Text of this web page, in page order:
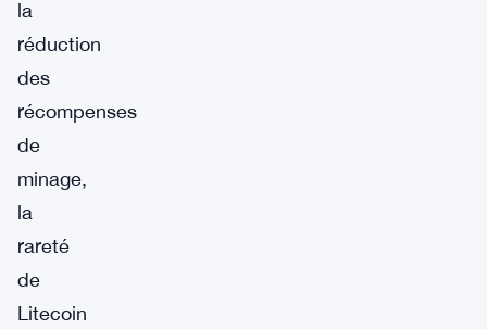
la
réduction
des
récompenses
de
minage,
la
rareté
de
Litecoin